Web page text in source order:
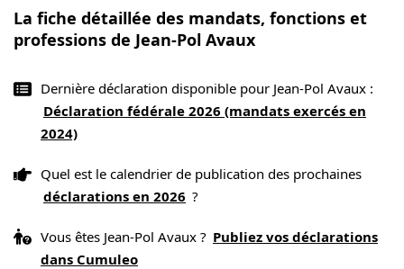
La fiche détaillée des mandats, fonctions et
professions de Jean-Pol Avaux
Dernière déclaration disponible pour Jean-Pol Avaux :
Déclaration fédérale 2026 (mandats exercés en
2024)
Quel est le calendrier de publication des prochaines
déclarations en 2026 ?
Vous êtes Jean-Pol Avaux ? Publiez vos déclarations
dans Cumuleo